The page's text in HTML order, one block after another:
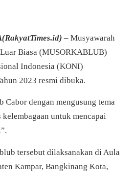
– Musyawarah
Biasa (MUSORKABLUB)
Indonesia (KONI)
2023 resmi dibuka.
Cabor dengan mengusung tema
untuk mencapai
tersebut dilaksanakan di Aula
Kampar, Bangkinang Kota,